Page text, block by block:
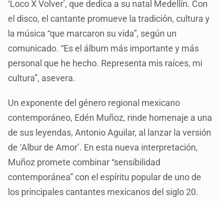
‘Loco X Volver’, que dedica a su natal Medellín. Con
el disco, el cantante promueve la tradición, cultura y
la música “que marcaron su vida”, según un
comunicado. “Es el álbum más importante y más
personal que he hecho. Representa mis raíces, mi
cultura”, asevera.
Un exponente del género regional mexicano
contemporáneo, Edén Muñoz, rinde homenaje a una
de sus leyendas, Antonio Aguilar, al lanzar la versión
de ‘Albur de Amor’. En esta nueva interpretación,
Muñoz promete combinar “sensibilidad
contemporánea” con el espíritu popular de uno de
los principales cantantes mexicanos del siglo 20.